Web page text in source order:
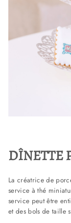
DÎNETTE
La créatrice de
service à thé
service peut être
et des bols de taille